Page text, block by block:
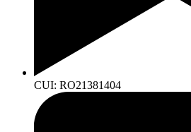
CUI: RO21381404